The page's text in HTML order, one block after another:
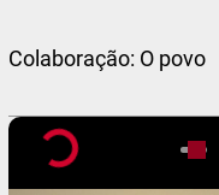
Colaboração: O povo